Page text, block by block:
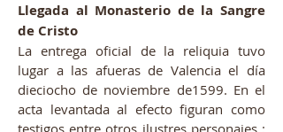
Llegada al Monasterio de la Sangre
de Cristo
La entrega oficial de la reliquia tuvo
lugar a las afueras de Valencia el día
dieciocho de noviembre de1599. En el
acta levantada al efecto figuran como
testigos entre otros ilustres personajes :